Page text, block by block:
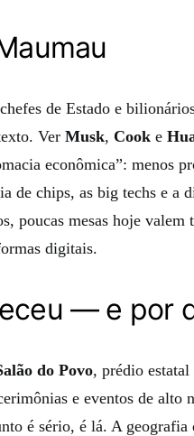
de Estado e
Ver Musk, Cook e
econômica”: menos
de chips, as big techs e a
poucas mesas hoje
digitais.
— e por
do Povo, prédio estatal
e eventos de alto
é sério, é lá. A